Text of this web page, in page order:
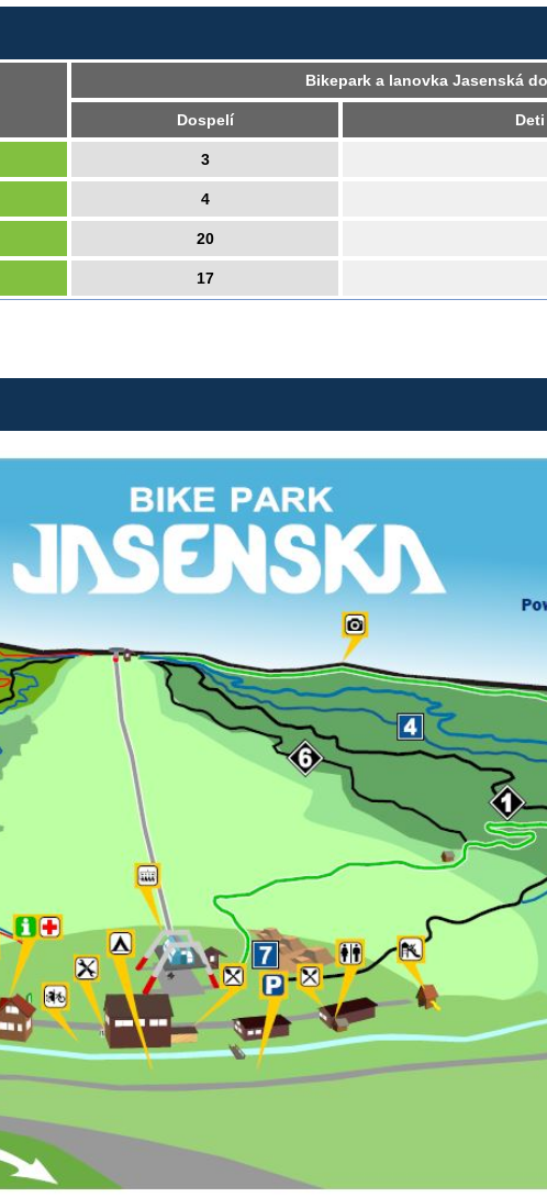
Bikepark a lanovka Jasenská
Dospelí
3
4
20
17